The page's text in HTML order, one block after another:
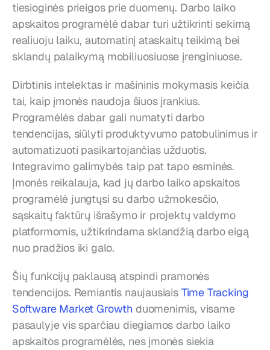
tiesioginės prieigos prie duomenų. Darbo laiko
apskaitos programėlė dabar turi užtikrinti sekimą
realiuoju laiku, automatinį ataskaitų teikimą bei
sklandų palaikymą mobiliuosiuose įrenginiuose.
Dirbtinis intelektas ir mašininis mokymasis keičia
tai, kaip įmonės naudoja šiuos įrankius.
Programėlės dabar gali numatyti darbo
tendencijas, siūlyti produktyvumo patobulinimus ir
automatizuoti pasikartojančias užduotis.
Integravimo galimybės taip pat tapo esminės.
Įmonės reikalauja, kad jų darbo laiko apskaitos
programėlė jungtųsi su darbo užmokesčio,
sąskaitų faktūrų išrašymo ir projektų valdymo
platformomis, užtikrindama sklandžią darbo eigą
nuo pradžios iki galo.
Šių funkcijų paklausą atspindi pramonės
tendencijos. Remiantis naujausiais Time Tracking
Software Market Growth duomenimis, visame
pasaulyje vis sparčiau diegiamos darbo laiko
apskaitos programėlės, nes įmonės siekia